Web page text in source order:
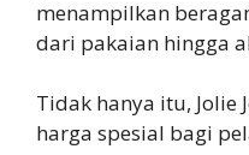
menampilkan
dari pakaian hingga
Tidak hanya itu, Jolie
harga spesial bagi